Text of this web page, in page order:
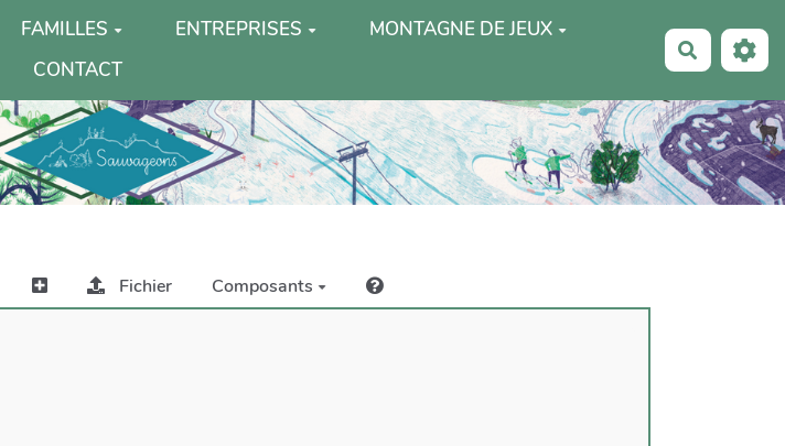
FAMILLES ENTREPRISES
MONTAGNE DE JEUX
CONTACT
Fichier Composants